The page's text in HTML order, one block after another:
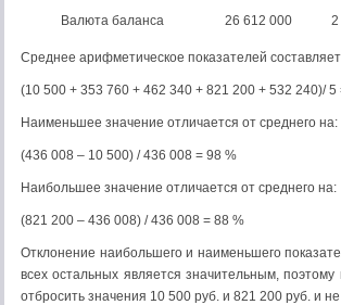
Валюта баланса 26 612 000 2
Среднее арифметическое показателей
(10 500 + 353 760 + 462 340 + 821 200 + 532 240)/ 5
Наименьшее значение отличается от среднего на:
(436 008 – 10 500) / 436 008 = 98 %
Наибольшее значение отличается от среднего на:
(821 200 – 436 008) / 436 008 = 88 %
Отклонение наибольшего и наименьшего
всех остальных является значительным,
отбросить значения 10 500 руб. и 821 200 руб. и